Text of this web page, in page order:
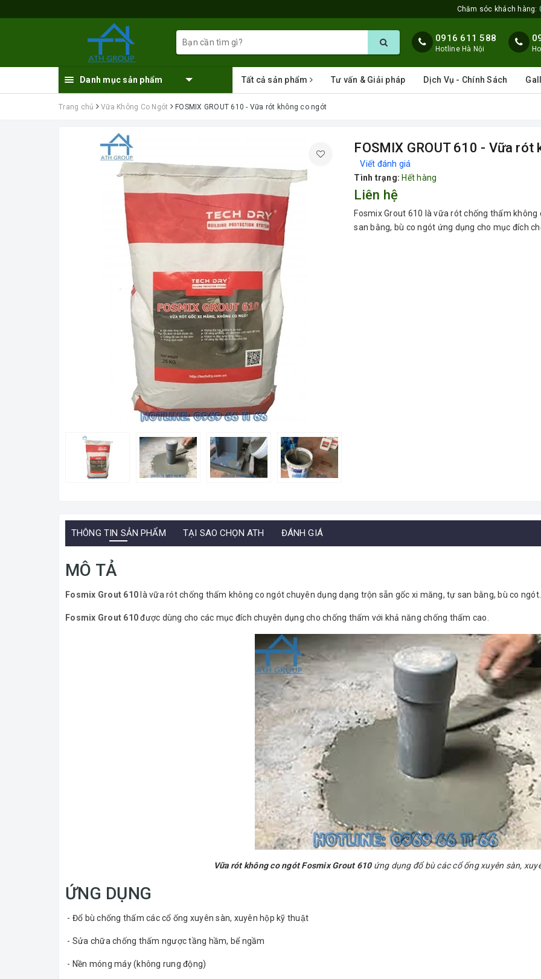
Chăm sóc khách hàng:
0916 611 588
Hotline Hà Nội
Danh mục sản phẩm Tất cả sản phẩm Tư vấn & Giải pháp Dịch Vụ - Chính Sách
Trang chủ Vữa Không Co Ngót FOSMIX GROUT 610 - Vữa rót không co ngót
FOSMIX GROUT 610 - Vữa
Viết đánh giá
Tình trạng: Hết hàng
Liên hệ
Fosmix Grout 610 là vữa rót chống thấm
san bằng, bù co ngót ứng dụng cho mục đích
THÔNG TIN SẢN PHẨM TẠI SAO CHỌN ATH ĐÁNH GIÁ
MÔ TẢ
Fosmix Grout 610 là vữa rót chống thấm không co ngót chuyên dụng dạng trộn sẵn gốc xi măng, tự san bằng, bù co
Fosmix Grout 610được dùng cho các mục đích chuyên dụng cho chống thấm với khả năng chống thấm cao.
Vữa rót không co ngót Fosmix Grout 610ứng dụng đổ bù các cổ ống xuyên sàn,
ỨNG DỤNG
- Đổ bù chống thấm các cổ ống xuyên sàn, xuyên hộp kỹ thuật
- Sửa chữa chống thấm ngược tầng hầm, bể ngầm
- Nền móng máy (không rung động)